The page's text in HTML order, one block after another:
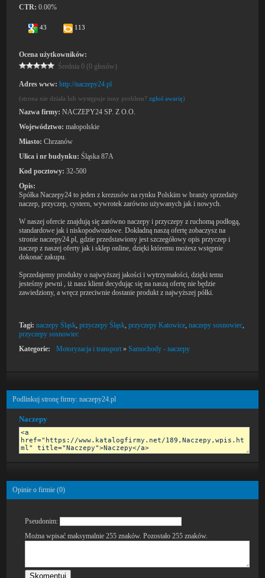
CTR: 0.00%
43 113
Ocena użytkowników:
Średnia 0 (0 głosów)
Adres www: http://naczepy24.pl
(strona nie działa lub występuje inny problem?zgłoś awarię)
Nazwa firmy: NACZEPY24 SP. Z O.O.
Województwo: małopolskie
Miasto: Chrzanów
Ulica i nr budynku: Śląska 87A
Kod pocztowy: 32-500
Opis:
Spółka Naczepy24 to jeden z krezusów na rynku Polskim w branży sprzedaży
naczep, przyczep, cystern, wywrotek zarówno używanych jak i nowych.
W naszej ofercie znajdują się zarówno naczepy i przyczepy z ruchomą podłogą,
standardowe jak i niskopodwoziowe. Dokładną naszą ofertę zobaczysz na
stronie naczepy24.pl, gdzie przedstawiony jest szczegółowy opis przyczep i
naczep z naszej oferty jak i sklep online, dzięki któremu możesz wstępnie
dokonać zakupu.
Sprzedajemy produkty o najwyższej jakości i wytrzymałości, dzięki temu
jesteśmy pewni , iż nasz klient decydując się na naszą ofertę nie będzie
zawiedziony, a wręcz przeciwnie dostanie produkt z najwyższej półki.
Tagi: naczepy Śląsk,przyczepy Śląsk,przyczepy Katowice,naczepy sosnowiec,
przyczepy sosnowiec
Kategorie:
Motoryzacja i transport »Samochody - naczepy
Podlinkuj stronę firmy: naczepy24.pl
Naczepy
Opinie o firmie (0)
Pseudonim:
Można wpisać maksymalnie 255 znaków. Pozostało255 znaków.